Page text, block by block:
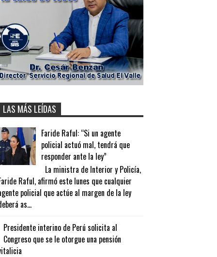
LAS MÁS LEÍDAS
Faride Raful: “Si un agente
policial actuó mal, tendrá que
responder ante la ley”
La ministra de Interior y Policía,
Raful, afirmó este lunes que cualquier
policial que actúe al margen de la ley
as...
Presidente interino de Perú solicita al
Congreso que se le otorgue una pensión